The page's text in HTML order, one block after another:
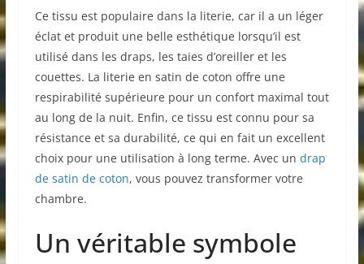
Ce tissu est populaire dans la literie, car il a un léger
éclat et produit une belle esthétique lorsqu’il est
utilisé dans les draps, les taies d’oreiller et les
couettes. La literie en satin de coton offre une
respirabilité supérieure pour un confort maximal tout
au long de la nuit. Enfin, ce tissu est connu pour sa
résistance et sa durabilité, ce qui en fait un excellent
choix pour une utilisation à long terme. Avec un drap
de satin de coton, vous pouvez transformer votre
chambre.
Un véritable symbole